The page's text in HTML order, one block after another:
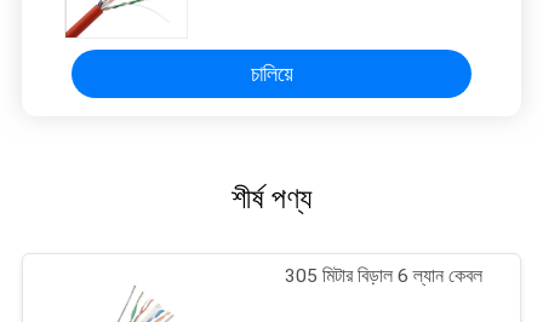
চালিয়ে
শীর্ষ পণ্য
305 মিটার বিড়াল 6 ল্যান কেবল